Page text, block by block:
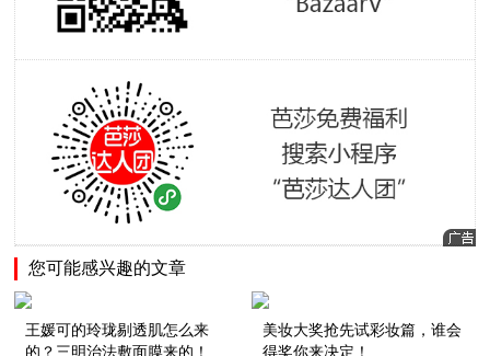
您可能感兴趣的文章
王媛可的玲珑剔透肌怎么来
的？三明治法敷面膜来的！
美妆大奖抢先试彩妆篇，谁会
得奖你来决定！